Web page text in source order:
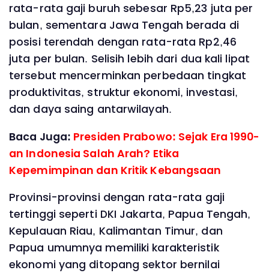
rata-rata gaji buruh sebesar Rp5,23 juta per
bulan, sementara Jawa Tengah berada di
posisi terendah dengan rata-rata Rp2,46
juta per bulan. Selisih lebih dari dua kali lipat
tersebut mencerminkan perbedaan tingkat
produktivitas, struktur ekonomi, investasi,
dan daya saing antarwilayah.
Baca Juga: Presiden Prabowo: Sejak Era 1990-
an Indonesia Salah Arah? Etika
Kepemimpinan dan Kritik Kebangsaan
Provinsi-provinsi dengan rata-rata gaji
tertinggi seperti DKI Jakarta, Papua Tengah,
Kepulauan Riau, Kalimantan Timur, dan
Papua umumnya memiliki karakteristik
ekonomi yang ditopang sektor bernilai